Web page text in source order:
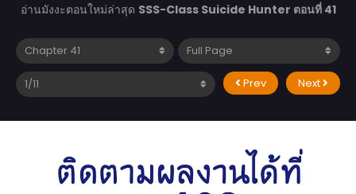
อ่านมังงะตอนใหม่ล่าสุด SSS-Class Suicide Hunter ตอนที่ 41
Prev Next